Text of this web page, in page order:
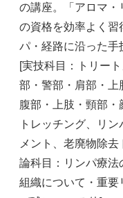
の講座。「アロマ・
の資格を効率よく習
パ・経路に沿った手
[実技科目：トリー
部・警部・肩部・上
腹部・上肢・頸部・
トレッチング、リ
メント、老廃物除
論科目：リンパ療法
組織について・重要